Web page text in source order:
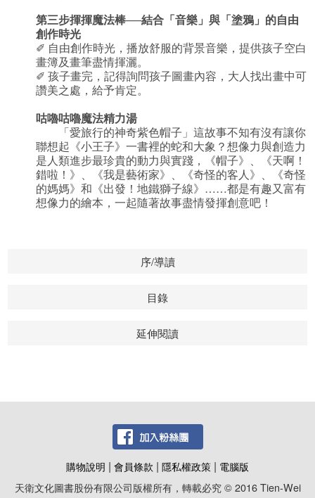
第三步揮揮魔法棒──結合「音樂」與「塗鴉」的自由
創作時光
✐ 自由創作時光，播放舒服的背景音樂，提供孩子空白
畫簿及畫筆盡情揮灑。
✐ 孩子畫完，記得詢問孩子圖畫內容，大人找出畫中可
讚美之處，給予肯定。
咕嚕咕嚕魔法精力湯
「愛旅行的神奇紫色帽子」這故事不知有沒有讓你
聯想起《小王子》一書裡的蛇和大象？想像力與創造力
是人類進步最珍貴的動力與實踐，《帽子》、《天啊！
錯啦！》、《我是藝術家》、《奇怪的客人》、《奇怪
的媽媽》和《出發！地鐵獅子線》……都是有趣又富有
想像力的繪本，一起隨著故事盡情發揮創意吧！
序/導讀
目錄
延伸閱讀
購物說明 | 會員條款 | 隱私權政策 | 電腦版
天衛文化圖書股份有限公司版權所有，轉載必究 © 2016 Tien-Wei